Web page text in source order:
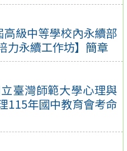
級中等學校內永續部
力永續工作坊】簡章
臺灣師範大學心理與
115年國中教育會考命